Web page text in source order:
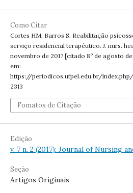
Como Citar
Cortes HM, Barros S. Reabilitação
serviço residencial terapêutico. J. nurs.
novembro de 2017 [citado 8º de agosto
em:
https://periodicos.ufpel.edu.br/
2313
Fomatos de Citação
Edição
v. 7 n. 2 (2017): Journal of Nursing
Seção
Artigos Originais